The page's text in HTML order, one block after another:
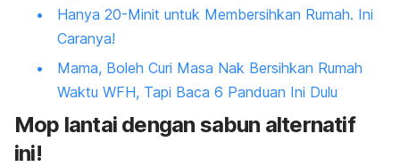
Hanya 20-Minit untuk Membersihkan Rumah. Ini
Caranya!
Mama, Boleh Curi Masa Nak Bersihkan Rumah
Waktu WFH, Tapi Baca 6 Panduan Ini Dulu
Mop lantai dengan sabun alternatif
ini!